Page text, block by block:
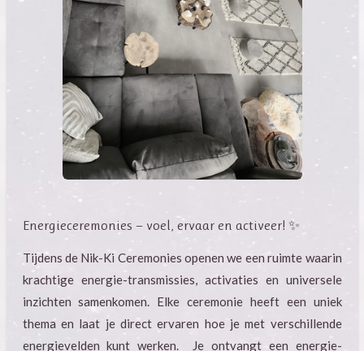
Energieceremonies — voel, ervaar en activeer! ✨
Tijdens de Nik-Ki Ceremonies openen we een ruimte waarin
krachtige energie-transmissies, activaties en universele
inzichten samenkomen. Elke ceremonie heeft een uniek
thema en laat je direct ervaren hoe je met verschillende
energievelden kunt werken. Je ontvangt een energie-